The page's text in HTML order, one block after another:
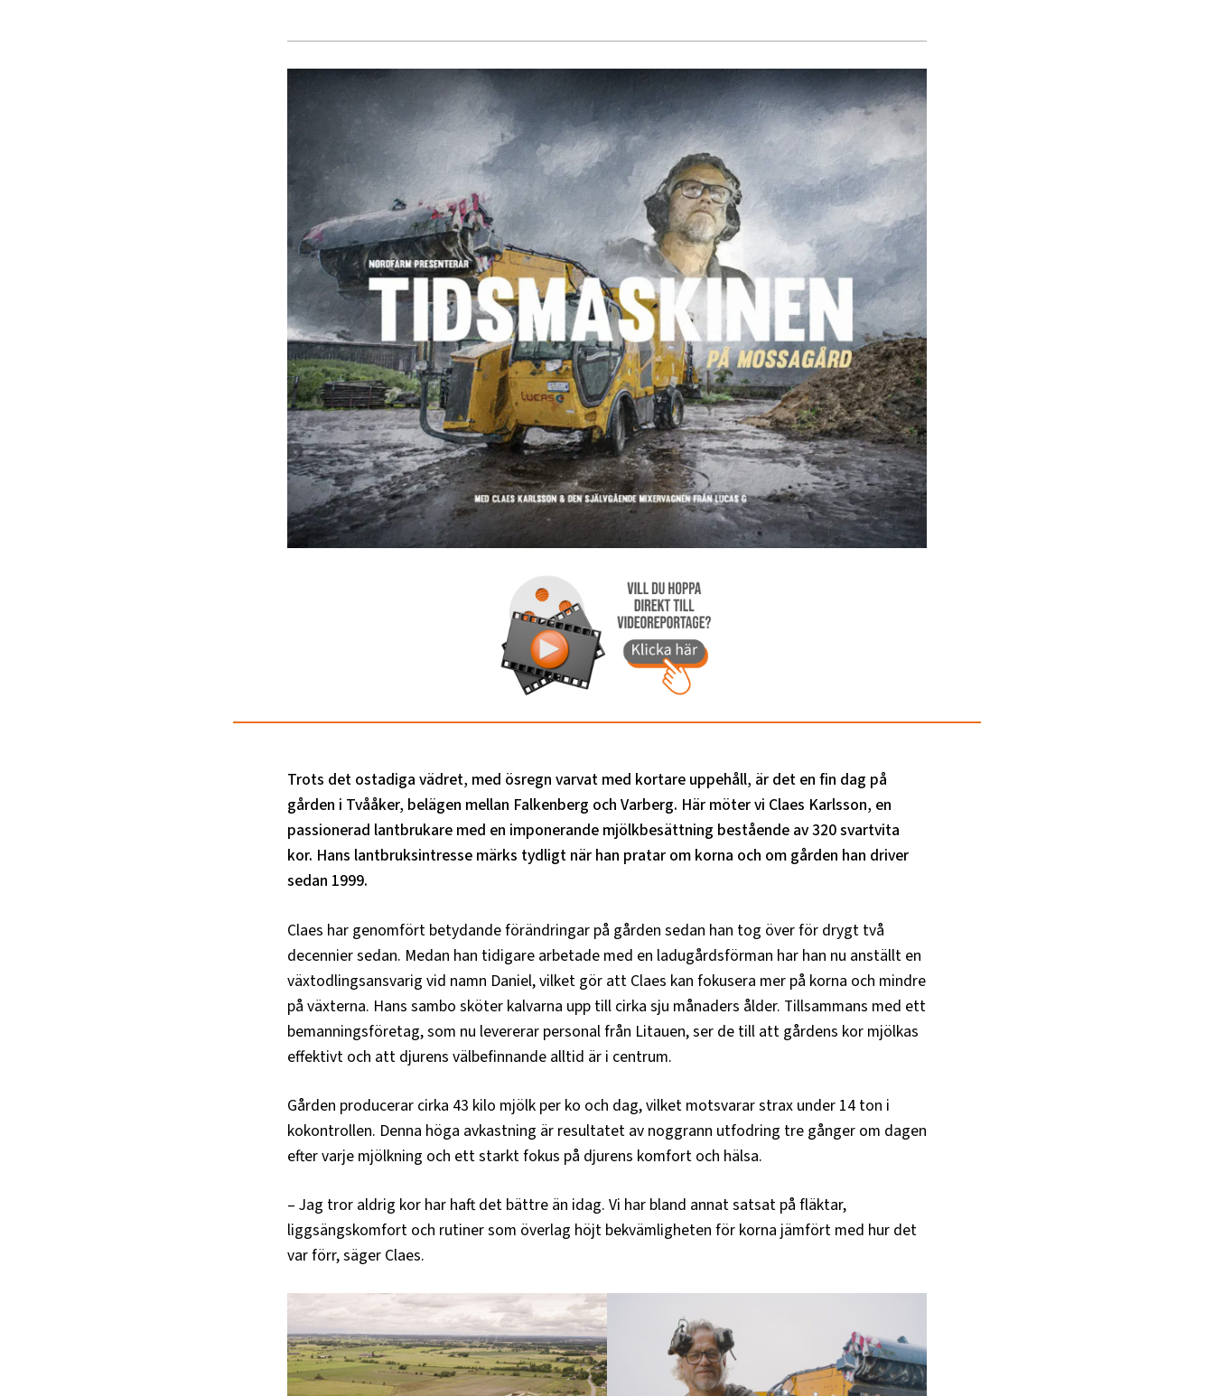
Trots det ostadiga vädret, med ösregn varvat med kortare uppehåll, är det en fin dag på
gården i Tvååker, belägen mellan Falkenberg och Varberg. Här möter vi Claes Karlsson, en
passionerad lantbrukare med en imponerande mjölkbesättning bestående av 320 svartvita
kor. Hans lantbruksintresse märks tydligt när han pratar om korna och om gården han driver
sedan 1999.
Claes har genomfört betydande förändringar på gården sedan han tog över för drygt två
decennier sedan. Medan han tidigare arbetade med en ladugårdsförman har han nu anställt en
växtodlingsansvarig vid namn Daniel, vilket gör att Claes kan fokusera mer på korna och mindre
på växterna. Hans sambo sköter kalvarna upp till cirka sju månaders ålder. Tillsammans med ett
bemanningsföretag, som nu levererar personal från Litauen, ser de till att gårdens kor mjölkas
effektivt och att djurens välbefinnande alltid är i centrum.
Gården producerar cirka 43 kilo mjölk per ko och dag, vilket motsvarar strax under 14 ton i
kokontrollen. Denna höga avkastning är resultatet av noggrann utfodring tre gånger om dagen
efter varje mjölkning och ett starkt fokus på djurens komfort och hälsa.
– Jag tror aldrig kor har haft det bättre än idag. Vi har bland annat satsat på fläktar,
liggsängskomfort och rutiner som överlag höjt bekvämligheten för korna jämfört med hur det
var förr, säger Claes.